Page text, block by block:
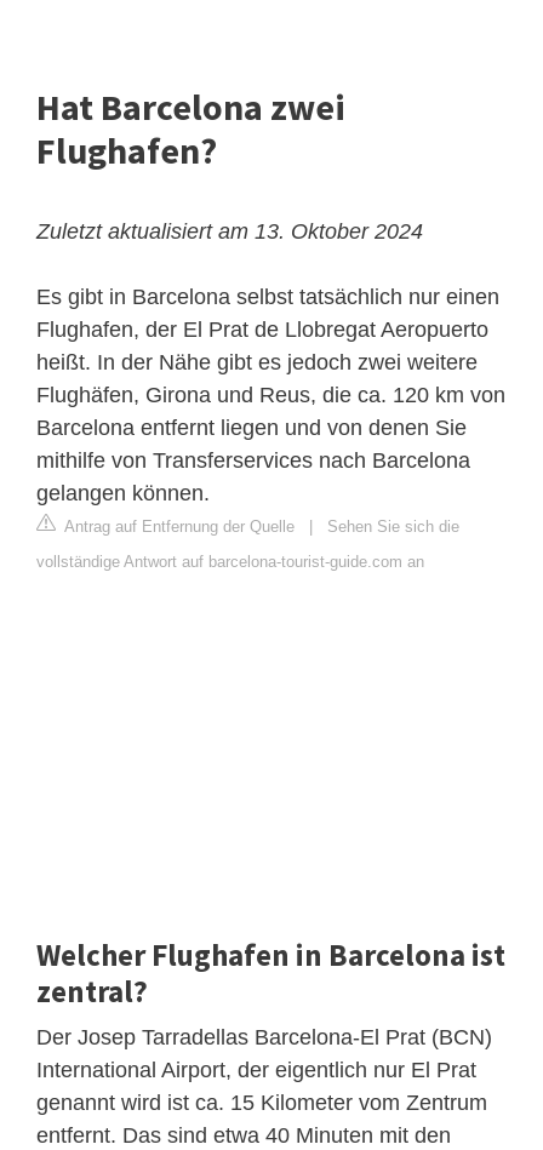
Hat Barcelona zwei
Flughafen?
Zuletzt aktualisiert am 13. Oktober 2024
Es gibt in Barcelona selbst tatsächlich nur einen
Flughafen, der El Prat de Llobregat Aeropuerto
heißt. In der Nähe gibt es jedoch zwei weitere
Flughäfen, Girona und Reus, die ca. 120 km von
Barcelona entfernt liegen und von denen Sie
mithilfe von Transferservices nach Barcelona
gelangen können.
Antrag auf Entfernung der Quelle
Sehen Sie sich die
vollständige Antwort auf barcelona-tourist-guide.com an
Welcher Flughafen in Barcelona ist
zentral?
Der Josep Tarradellas Barcelona-El Prat (BCN)
International Airport, der eigentlich nur El Prat
genannt wird ist ca. 15 Kilometer vom Zentrum
entfernt. Das sind etwa 40 Minuten mit den